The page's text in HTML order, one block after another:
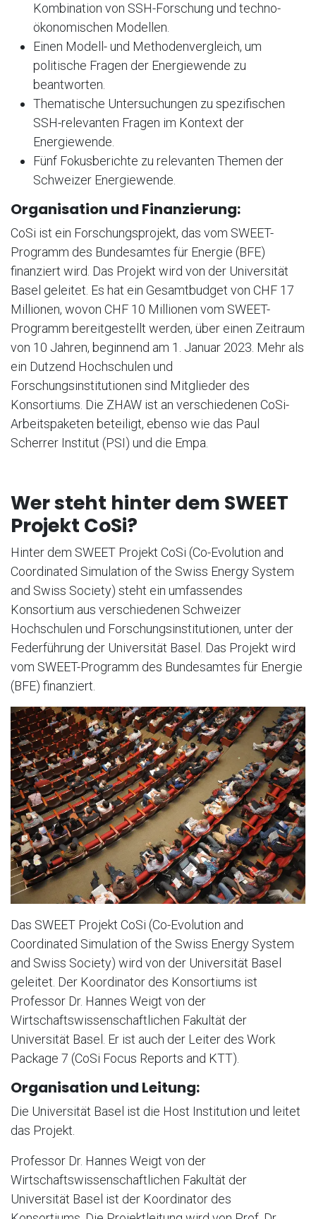
Kombination von SSH-Forschung und techno-
ökonomischen Modellen.
Einen Modell- und Methodenvergleich, um
politische Fragen der Energiewende zu
beantworten.
Thematische Untersuchungen zu spezifischen
SSH-relevanten Fragen im Kontext der
Energiewende.
Fünf Fokusberichte zu relevanten Themen der
Schweizer Energiewende.
Organisation und Finanzierung:
CoSi ist ein Forschungsprojekt, das vom SWEET-
Programm des Bundesamtes für Energie (BFE)
finanziert wird. Das Projekt wird von der Universität
Basel geleitet. Es hat ein Gesamtbudget von CHF 17
Millionen, wovon CHF 10 Millionen vom SWEET-
Programm bereitgestellt werden, über einen Zeitraum
von 10 Jahren, beginnend am 1. Januar 2023. Mehr als
ein Dutzend Hochschulen und
Forschungsinstitutionen sind Mitglieder des
Konsortiums. Die ZHAW ist an verschiedenen CoSi-
Arbeitspaketen beteiligt, ebenso wie das Paul
Scherrer Institut (PSI) und die Empa.
Wer steht hinter dem SWEET
Projekt CoSi?
Hinter dem SWEET Projekt CoSi (Co-Evolution and
Coordinated Simulation of the Swiss Energy System
and Swiss Society) steht ein umfassendes
Konsortium aus verschiedenen Schweizer
Hochschulen und Forschungsinstitutionen, unter der
Federführung der Universität Basel. Das Projekt wird
vom SWEET-Programm des Bundesamtes für Energie
(BFE) finanziert.
Das SWEET Projekt CoSi (Co-Evolution and
Coordinated Simulation of the Swiss Energy System
and Swiss Society) wird von der Universität Basel
geleitet. Der Koordinator des Konsortiums ist
Professor Dr. Hannes Weigt von der
Wirtschaftswissenschaftlichen Fakultät der
Universität Basel. Er ist auch der Leiter des Work
Package 7 (CoSi Focus Reports and KTT).
Organisation und Leitung:
Die Universität Basel ist die Host Institution und leitet
das Projekt.
Professor Dr. Hannes Weigt von der
Wirtschaftswissenschaftlichen Fakultät der
Universität Basel ist der Koordinator des